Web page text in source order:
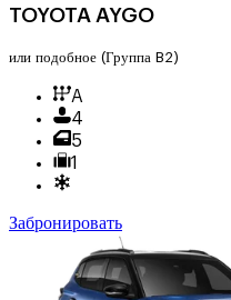
TOYOTA AYGO
или подобное (Группа B2)
A
4
5
1
Забронировать